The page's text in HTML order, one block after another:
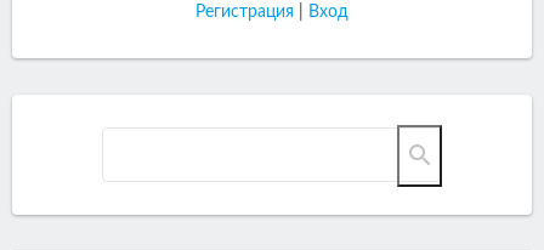
Регистрация Вход